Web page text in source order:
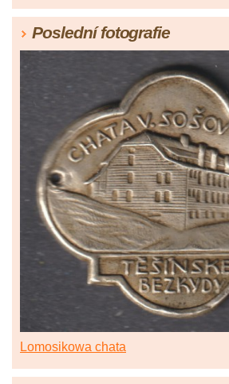
Poslední fotografie
Lomosikowa chata